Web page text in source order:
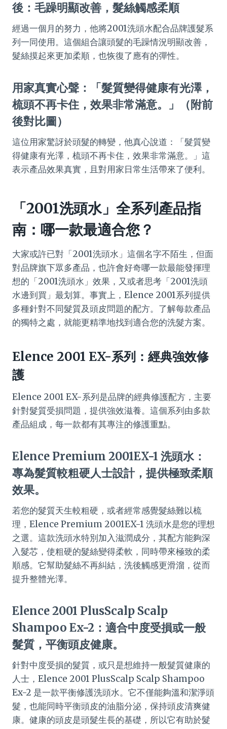
後：毛躁明顯改善，髮絲觸感柔順
經過一個月的努力，他將2001洗頭水配合品牌護髮系
列一同使用。這個組合讓頭髮的毛躁情況明顯改善，
髮絲摸起來更加柔順，也恢復了應有的彈性。
用家真實心聲：「髮質變得健康有光澤，
梳頭不再卡住，效果非常滿意。」（附前
後對比圖）
這位用家驚訝於頭髮的轉變，他真心說道：「髮質變
得健康有光澤，梳頭不再卡住，效果非常滿意。」這
表示產品效果真實，且對用家日常生活帶來了便利。
「2001洗頭水」全系列產品指
南：哪一款最適合您？
大家或許已對「2001洗頭水」這個名字不陌生，但面
對品牌旗下眾多產品，也許會好奇哪一款最能發揮理
想的「2001洗頭水」效果，又或者思考「2001洗頭
水邊到買」最划算。事實上，Elence 2001系列提供
多種針對不同髮質及頭皮問題的配方。了解每款產品
的獨特之處，就能更精準地找到適合您的洗髮方案。
Elence 2001 EX-系列：經典強效修
護
Elence 2001 EX-系列是品牌的經典修護配方，主要
針對髮質受損問題，提供強效滋養。這個系列由多款
產品組成，每一款都有其專注的修護重點。
Elence Premium 2001EX-1 洗頭水：
專為髮質較粗硬人士設計，提供極致柔順
效果。
若您的髮質天生較粗硬，或者經常感覺髮絲難以梳
理，Elence Premium 2001EX-1 洗頭水是您的理想
之選。這款洗頭水特別加入滋潤成分，其配方能夠深
入髮芯，使粗硬的髮絲變得柔軟，同時帶來極致的柔
順感。它幫助髮絲不再糾結，洗後觸感更滑溜，從而
提升整體光澤。
Elence 2001 PlusScalp Scalp
Shampoo Ex-2：適合中度受損或一般
髮質，平衡頭皮健康。
針對中度受損的髮質，或只是想維持一般髮質健康的
人士，Elence 2001 PlusScalp Scalp Shampoo
Ex-2 是一款平衡修護洗頭水。它不僅能夠溫和潔淨頭
髮，也能同時平衡頭皮的油脂分泌，保持頭皮清爽健
康。健康的頭皮是頭髮生長的基礎，所以它有助於髮